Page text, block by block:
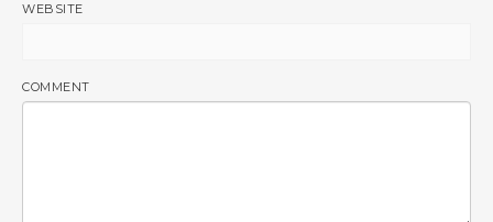
WEBSITE
COMMENT